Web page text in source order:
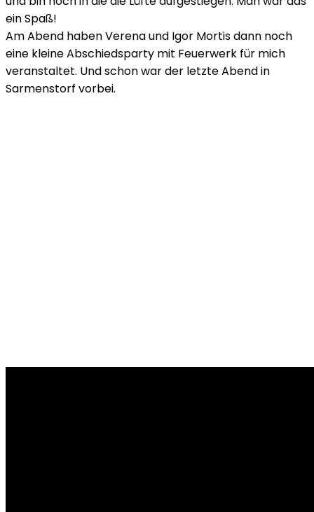
ein Spaß!
Am Abend haben Verena und Igor Mortis dann noch
eine kleine Abschiedsparty mit Feuerwerk für mich
veranstaltet. Und schon war der letzte Abend in
Sarmenstorf vorbei.